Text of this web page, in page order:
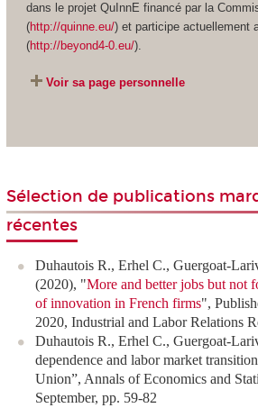
dans le projet QuInnE financé par la
(http://quinne.eu/) et participe actuellement
(http://beyond4-0.eu/).
Voir sa page personnelle
Sélection de publications
récentes
Duhautois R., Erhel C., Guergoat-
(2020), "More and better jobs but not
of innovation in French firms",
2020, Industrial and Labor Relations
Duhautois R., Erhel C., Guergoat-
dependence and labor market
Union”, Annals of Economics and
September, pp. 59-82